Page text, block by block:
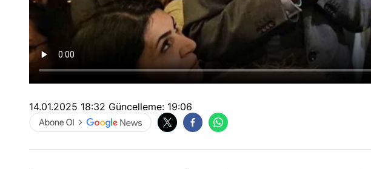
14.01.2025 18:32 Güncelleme: 19:06